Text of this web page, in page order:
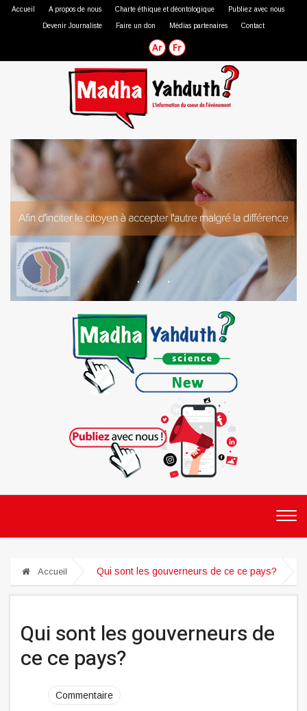
Accueil A propos de nous Charte éthique et déontologique Publiez avec nous
Devenir Journaliste Faire un don Médias partenaires Contact
Accueil Qui sont les gouverneurs de ce ce pays?
Qui sont les gouverneurs de
ce ce pays?
Commentaire